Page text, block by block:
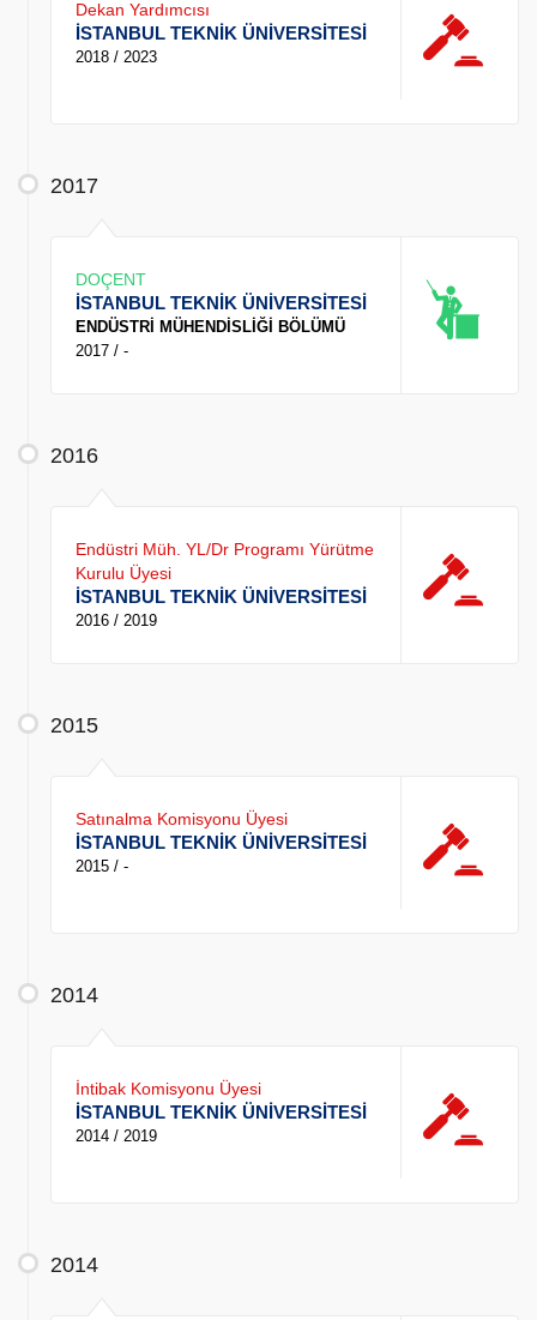
Dekan Yardımcısı
İSTANBUL TEKNİK ÜNİVERSİTESİ
2018 / 2023
2017
DOÇENT
İSTANBUL TEKNİK ÜNİVERSİTESİ
ENDÜSTRİ MÜHENDİSLİĞİ BÖLÜMÜ
2017 / -
2016
Endüstri Müh. YL/Dr Programı Yürütme
Kurulu Üyesi
İSTANBUL TEKNİK ÜNİVERSİTESİ
2016 / 2019
2015
Satınalma Komisyonu Üyesi
İSTANBUL TEKNİK ÜNİVERSİTESİ
2015 / -
2014
İntibak Komisyonu Üyesi
İSTANBUL TEKNİK ÜNİVERSİTESİ
2014 / 2019
2014